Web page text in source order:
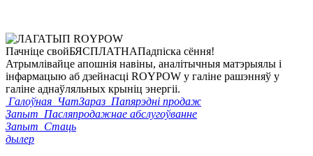
Пачніце свойБЯСПЛАТНАПадпіска сёння!
Атрымлівайце апошнія навіны, аналітычныя матэрыялы і
інфармацыю аб дзейнасці ROYPOW у галіне рашэнняў у
галіне аднаўляльных крыніц энергіі.
Галоўная ЧатЗараз Папярэдні продаж
Запыт Пасляпродажнае абслугоўванне
Запыт Стаць
дылер